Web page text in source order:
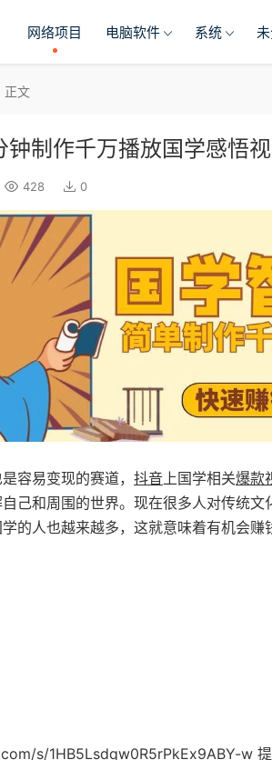
网络项目 电脑软件 系统
正文
制作千万播放国学感悟
428 0
容易变现的赛道， 抖音上国学相关爆款
己和周围的世界。现在很多人对传统
的人也越来越多，这就意味着有机会赚
s/1HB5Lsdqw0R5rPkEx9ABY-w